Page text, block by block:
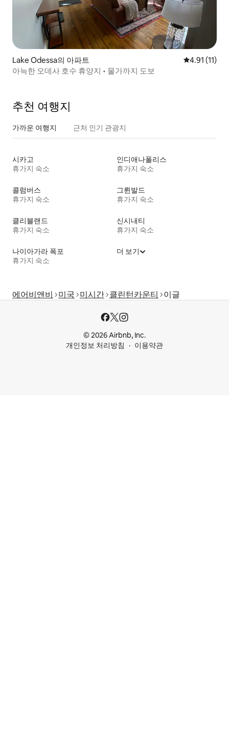
Lake Odessa의 아파트 평점 4.91점
4.91 (11)
아늑한 오데사 호수 휴양지 • 물가까지 도보
추천 여행지
가까운 여행지 근처 인기 관광지
시카고
휴가지 숙소
인디애나폴리스
휴가지 숙소
콜럼버스
휴가지 숙소
그륀발드
휴가지 숙소
클리블랜드
휴가지 숙소
신시내티
휴가지 숙소
나이아가라 폭포
휴가지 숙소
더 보기
에어비앤비 미국 미시간 클린턴카운티 이글
© 2026 Airbnb, Inc.
개인정보 처리방침
이용약관